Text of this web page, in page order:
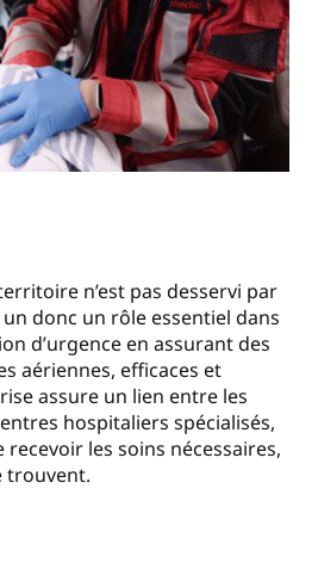
n’est pas desservi par
donc un rôle essentiel dans
d’urgence en assurant des
aériennes, efficaces et
assure un lien entre les
hospitaliers spécialisés,
les soins nécessaires,
trouvent.